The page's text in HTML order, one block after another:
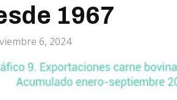
1967
6, 2024